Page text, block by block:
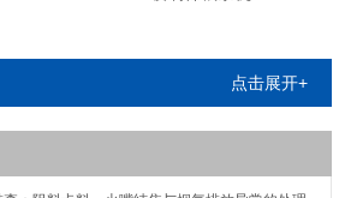
点击展开+